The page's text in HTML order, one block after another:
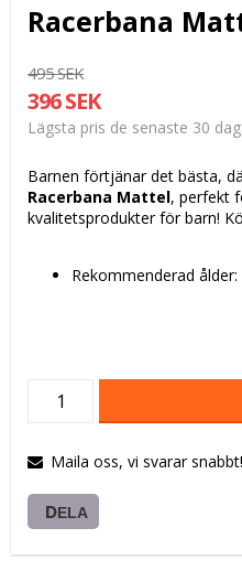
Racerbana
495 SEK
396 SEK
Lägsta pris de senaste 30
Barnen förtjänar det bästa,
Racerbana Mattel, perfekt
kvalitetsprodukter för barn!
Rekommenderad
Maila oss, vi svarar snabbt!
DELA